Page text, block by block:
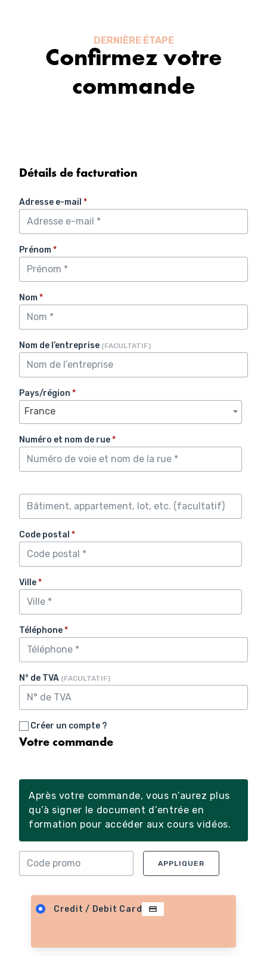
DERNIÈRE ÉTAPE
Confirmez votre
commande
Détails de facturation
Adresse e-mail *
Prénom*
Nom*
Nom de l’entreprise (FACULTATIF)
Pays/région *
France
Numéro et nom de rue*
Code postal *
Ville*
Téléphone*
N° de TVA (FACULTATIF)
Créer un compte ?
Votre commande
Après votre commande, vous n’aurez plus
qu’à signer le document d’entrée en
formation pour accéder aux cours vidéos.
APPLIQUER
Credit / Debit Card